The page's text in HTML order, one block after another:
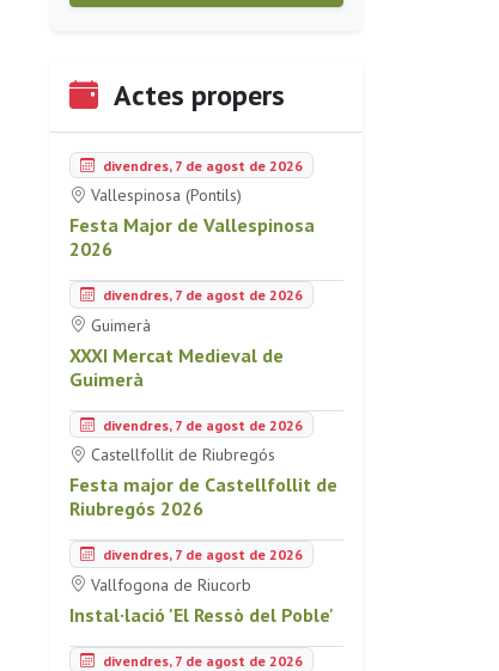
Actes propers
divendres, 7 de agost de 2026
Vallespinosa (Pontils)
Festa Major de Vallespinosa
2026
divendres, 7 de agost de 2026
Guimerà
XXXI Mercat Medieval de
Guimerà
divendres, 7 de agost de 2026
Castellfollit de Riubregós
Festa major de Castellfollit de
Riubregós 2026
divendres, 7 de agost de 2026
Vallfogona de Riucorb
Instal·lació 'El Ressò del Poble'
divendres, 7 de agost de 2026